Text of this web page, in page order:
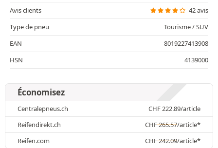
Avis clients
42 avis
Type de pneu
Tourisme / SUV
EAN
8019227413908
HSN
4139000
Économisez
Centralepneus.ch CHF222.89/article
Reifendirekt.ch
CHF265.57/article*
Reifen.com
CHF242.09/article*